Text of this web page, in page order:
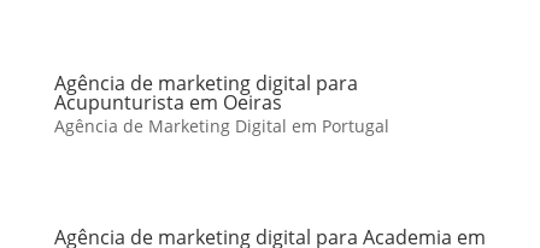
Agência de marketing digital para
Acupunturista em Oeiras
Agência de Marketing Digital em Portugal
Agência de marketing digital para Academia em